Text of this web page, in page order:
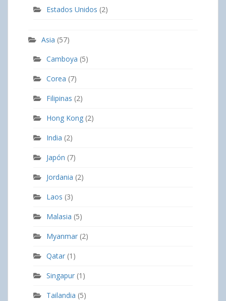
Estados Unidos (2)
Asia (57)
Camboya (5)
Corea (7)
Filipinas (2)
Hong Kong (2)
India (2)
Japón (7)
Jordania (2)
Laos (3)
Malasia (5)
Myanmar (2)
Qatar (1)
Singapur (1)
Tailandia (5)